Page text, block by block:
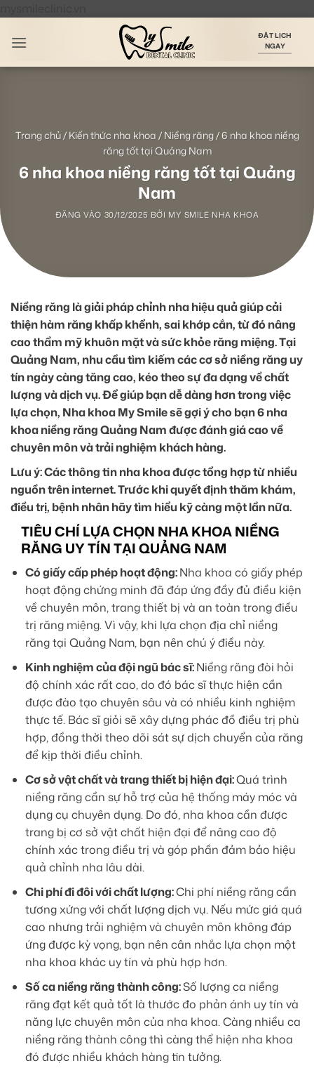
ĐẶT LỊCH
NGAY
Trang chủ/ Kiến thức nha khoa / Niềng răng/6 nha khoa niềng
răng tốt tại Quảng Nam
6 nha khoa niềng răng tốt tại Quảng
Nam
ĐĂNG VÀO 30/12/2025 BỞI MY SMILE NHA KHOA
Niềng răng là giải pháp chỉnh nha hiệu quả giúp cải
thiện hàm răng khấp khểnh, sai khớp cắn, từ đó nâng
cao thẩm mỹ khuôn mặt và sức khỏe răng miệng. Tại
Quảng Nam, nhu cầu tìm kiếm các cơ sở niềng răng uy
tín ngày càng tăng cao, kéo theo sự đa dạng về chất
lượng và dịch vụ. Để giúp bạn dễ dàng hơn trong việc
lựa chọn, Nha khoa My Smile sẽ gợi ý cho bạn 6 nha
khoa niềng răng Quảng Nam được đánh giá cao về
chuyên môn và trải nghiệm khách hàng.
Lưu ý: Các thông tin nha khoa được tổng hợp từ nhiều
nguồn trên internet. Trước khi quyết định thăm khám,
điều trị, bệnh nhân hãy tìm hiểu kỹ càng một lần nữa.
TIÊU CHÍ LỰA CHỌN NHA KHOA NIỀNG
RĂNG UY TÍN TẠI QUẢNG NAM
Có giấy cấp phép hoạt động:Nha khoa có giấy phép
hoạt động chứng minh đã đáp ứng đầy đủ điều kiện
về chuyên môn, trang thiết bị và an toàn trong điều
trị răng miệng. Vì vậy, khi lựa chọn địa chỉ niềng
răng tại Quảng Nam, bạn nên chú ý điều này.
Kinh nghiệm của đội ngũ bác sĩ:Niềng răng đòi hỏi
độ chính xác rất cao, do đó bác sĩ thực hiện cần
được đào tạo chuyên sâu và có nhiều kinh nghiệm
thực tế. Bác sĩ giỏi sẽ xây dựng phác đồ điều trị phù
hợp, đồng thời theo dõi sát sự dịch chuyển của răng
để kịp thời điều chỉnh.
Cơ sở vật chất và trang thiết bị hiện đại:Quá trình
niềng răng cần sự hỗ trợ của hệ thống máy móc và
dụng cụ chuyên dụng. Do đó, nha khoa cần được
trang bị cơ sở vật chất hiện đại để nâng cao độ
chính xác trong điều trị và góp phần đảm bảo hiệu
quả chỉnh nha lâu dài.
Chi phí đi đôi với chất lượng:Chi phí niềng răng cần
tương xứng với chất lượng dịch vụ. Nếu mức giá quá
cao nhưng trải nghiệm và chuyên môn không đáp
ứng được kỳ vọng, bạn nên cân nhắc lựa chọn một
nha khoa khác uy tín và phù hợp hơn.
Số ca niềng răng thành công:Số lượng ca niềng
răng đạt kết quả tốt là thước đo phản ánh uy tín và
năng lực chuyên môn của nha khoa. Càng nhiều ca
niềng răng thành công thì càng thể hiện nha khoa
đó được nhiều khách hàng tin tưởng.